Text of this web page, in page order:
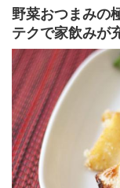
野菜おつまみの
テクで家飲みが